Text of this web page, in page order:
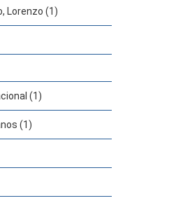
Lorenzo (1)
(1)
(1)